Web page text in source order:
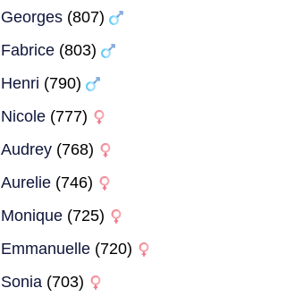
Georges(807)
Fabrice(803)
Henri (790)
Nicole(777)
Audrey(768)
Aurelie(746)
Monique(725)
Emmanuelle(720)
Sonia(703)